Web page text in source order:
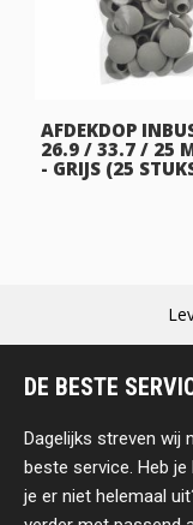
AFDEKDOP
26.9 / 33.7 / 25
- GRIJS (25
DE BESTE
Dagelijks streven wij
beste service. Heb
je er niet helemaal